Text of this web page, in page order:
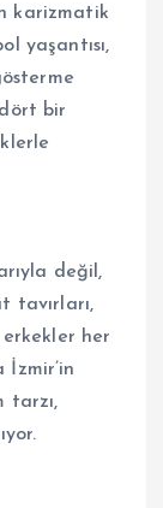
karizmatik
yaşantısı,
dört bir
değil,
tavırları,
her
İzmir’in
tarzı,